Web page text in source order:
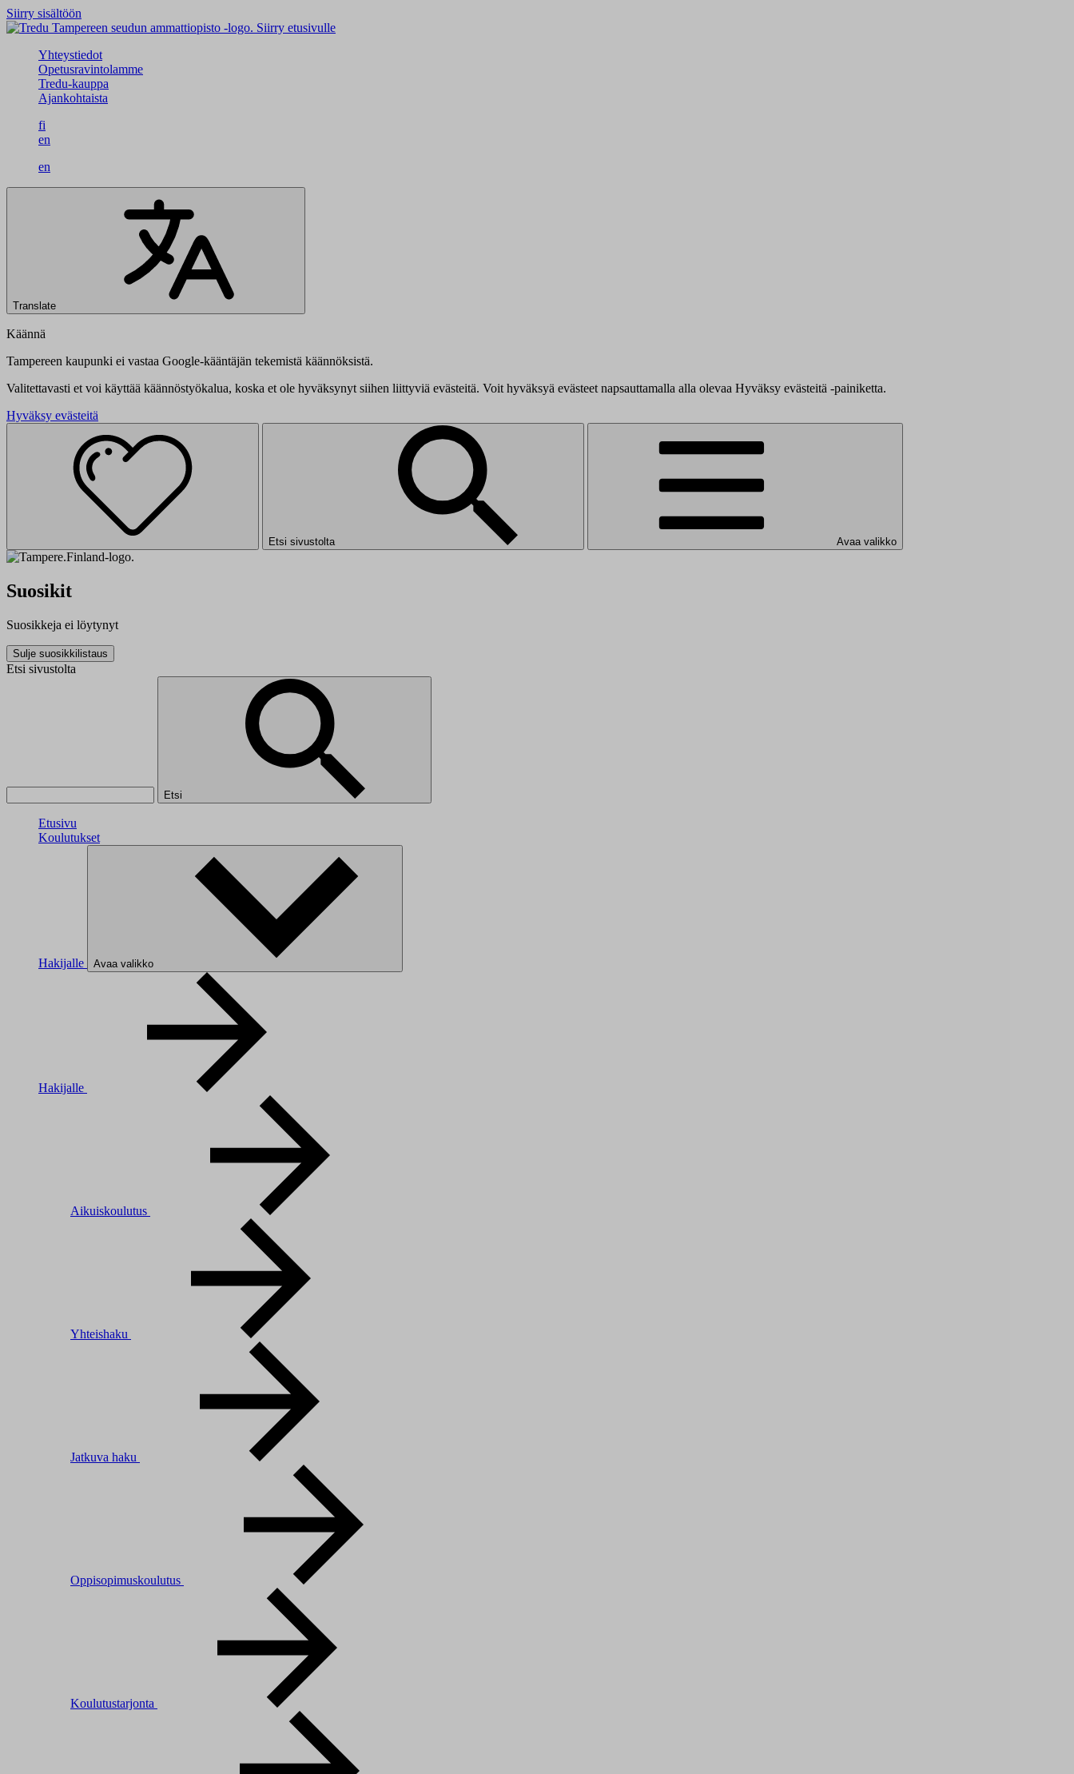
Siirry sisältöön
Siirry etusivulle
Yhteystiedot
Opetusravintolamme
Tredu-kauppa
Ajankohtaista
fi
en
en
Translate
Käännä
Tampereen kaupunki ei vastaa Google-kääntäjän tekemistä käännöksistä.
Valitettavasti et voi käyttää käännöstyökalua, koska et ole hyväksynyt siihen liittyviä evästeitä. Voit hyväksyä evästeet napsauttamalla alla olevaa Hyväksy evästeitä -painiketta.
Hyväksy evästeitä
Etsi sivustolta Avaa valikko
Suosikit
Suosikkeja ei löytynyt
Sulje suosikkilistaus
Etsi sivustolta
Etsi
Etusivu
Koulutukset
Hakijalle Avaa valikko
Hakijalle
Aikuiskoulutus
Yhteishaku
Jatkuva haku
Oppisopimuskoulutus
Koulutustarjonta